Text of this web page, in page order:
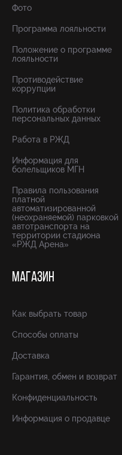
Фото
Программа лояльности
Положение о программе
лояльности
Противодействие
коррупции
Политика обработки
персональных данных
Работа в РЖД
Информация для
болельщиков МГН
Правила пользования
платной
автоматизированной
(неохраняемой) парковкой
автотранспорта на
территории стадиона
«РЖД Арена»
МАГАЗИН
Как выбрать товар
Способы оплаты
Доставка
Гарантия, обмен и возврат
Конфиденциальность
Информация о продавце